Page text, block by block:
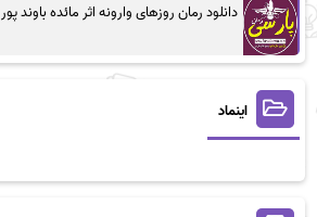
دانلود رمان روزهای وارونه اثر مائده باوند پور
اینماد